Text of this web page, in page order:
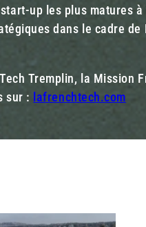
up les plus matures
dans le cadre
Tremplin, la Mission
sur : lafrenchtech.com